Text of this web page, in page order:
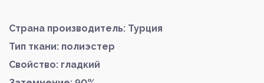
Страна производитель: Турция
Тип ткани: полиэстер
Свойство: гладкий